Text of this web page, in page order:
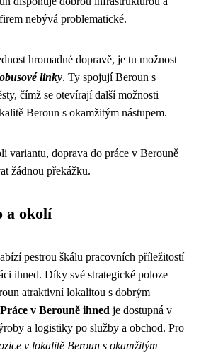
nebývá problematické.
hromadné dopravě, je tu možnost
linky. Ty spojují Beroun s
čímž se otevírají další možnosti
Beroun s okamžitým nástupem.
variantu, doprava do práce v Berouně
žádnou překážku.
a okolí
pestrou škálu pracovních příležitostí
ihned. Díky své strategické poloze
atraktivní lokalitou s dobrým
Práce v Berouně ihned je dostupná v
a logistiky po služby a obchod. Pro
v lokalitě Beroun s okamžitým